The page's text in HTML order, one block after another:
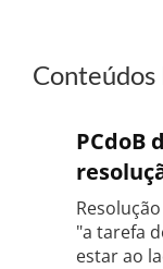
Conteúdos
PCdoB
"a tarefa
estar ao